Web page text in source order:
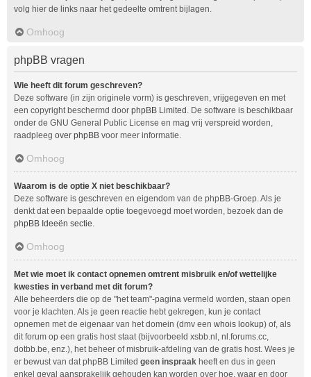
volg hier de links naar het gedeelte omtrent bijlagen.
Omhoog
phpBB vragen
Wie heeft dit forum geschreven?
Deze software (in zijn originele vorm) is geschreven, vrijgegeven en met
een copyright beschermd door phpBB Limited . De software is beschikbaar
onder de GNU General Public License en mag vrij verspreid worden,
raadpleeg over phpBB voor meer informatie.
Omhoog
Waarom is de optie X niet beschikbaar?
Deze software is geschreven en eigendom van de phpBB-Groep. Als je
denkt dat een bepaalde optie toegevoegd moet worden, bezoek dan de
phpBB Ideeën sectie.
Omhoog
Met wie moet ik contact opnemen omtrent misbruik en/of wettelijke
kwesties in verband met dit forum?
Alle beheerders die op de "het team"-pagina vermeld worden, staan open
voor je klachten. Als je geen reactie hebt gekregen, kun je contact
opnemen met de eigenaar van het domein (dmv een whois lookup) of, als
dit forum op een gratis host staat (bijvoorbeeld xsbb.nl, nl.forums.cc,
dotbb.be, enz.), het beheer of misbruik-afdeling van de gratis host. Wees je
er bewust van dat phpBB Limited geen inspraak heeft en dus in geen
enkel geval aansprakelijk gehouden kan worden over hoe, waar en door